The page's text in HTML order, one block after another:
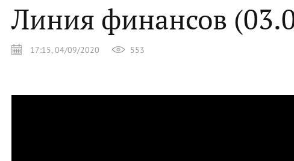
Линия финансов
17:15, 04/09/2020 553